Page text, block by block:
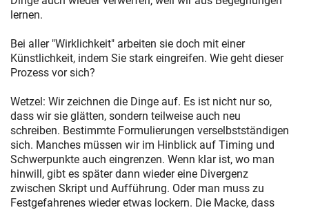
lernen.
Bei aller "Wirklichkeit" arbeiten sie doch mit einer
Künstlichkeit, indem Sie stark eingreifen. Wie geht dieser
Prozess vor sich?
Wetzel: Wir zeichnen die Dinge auf. Es ist nicht nur so,
dass wir sie glätten, sondern teilweise auch neu
schreiben. Bestimmte Formulierungen verselbstständigen
sich. Manches müssen wir im Hinblick auf Timing und
Schwerpunkte auch eingrenzen. Wenn klar ist, wo man
hinwill, gibt es später dann wieder eine Divergenz
zwischen Skript und Aufführung. Oder man muss zu
Festgefahrenes wieder etwas lockern. Die Macke, dass